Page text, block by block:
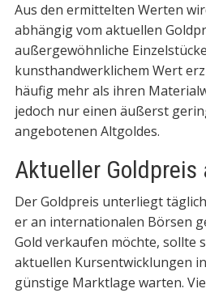
Aus den ermittelten Werten
abhängig vom aktuellen
außergewöhnliche
kunsthandwerklichem Wert
häufig mehr als ihren
jedoch nur einen äußerst
angebotenen Altgoldes.
Aktueller
Der Goldpreis unterliegt
er an internationalen Börsen
Gold verkaufen möchte, sollte
aktuellen Kursentwicklungen
günstige Marktlage warten.